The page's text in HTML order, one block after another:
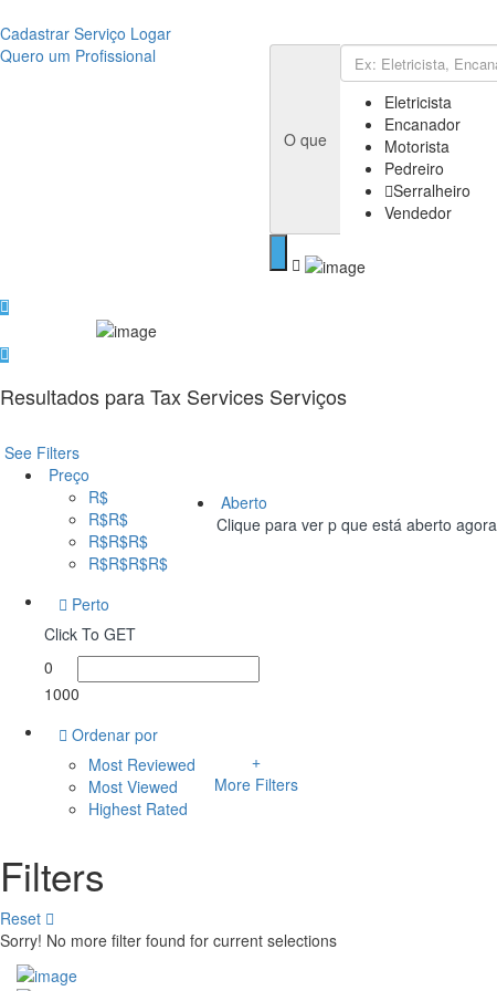
Cadastrar Serviço Logar
Quero um Profissional
O que
Eletricista
Encanador
Motorista
Pedreiro
Serralheiro
Vendedor
Resultados paraTax Services Serviços
See Filters
Preço
R$
R$R$
R$R$R$
R$R$R$R$
Aberto
Clique para ver p que está aberto agora
Perto
Click To GET
0
1000
Ordenar por
Most Reviewed
Most Viewed
Highest Rated
More Filters
Filters
Reset
Sorry! No more filter found for current selections